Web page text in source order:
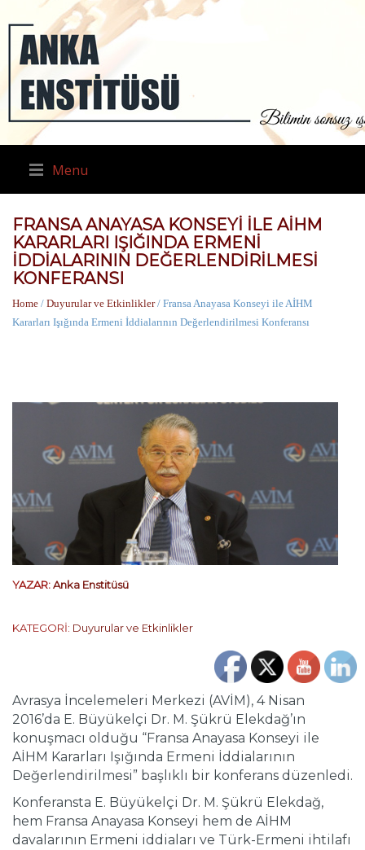
Menu
FRANSA ANAYASA KONSEYI ILE AİHM
KARARLARI IŞIĞINDA ERMENI
İDDIALARININ DEĞERLENDIRILMESI
KONFERANSI
Home / Duyurular ve Etkinlikler/ Fransa Anayasa Konseyi ile AİHM
Kararları Işığında Ermeni İddialarının Değerlendirilmesi Konferansı
YAZAR:Anka Enstitüsü
KATEGORİ: Duyurular ve Etkinlikler
Avrasya İncelemeleri Merkezi (AVİM), 4 Nisan
2016’da E. Büyükelçi Dr. M. Şükrü Elekdağ’ın
konuşmacı olduğu “Fransa Anayasa Konseyi ile
AİHM Kararları Işığında Ermeni İddialarının
Değerlendirilmesi” başlıklı bir konferans düzenledi.
Konferansta E. Büyükelçi Dr. M. Şükrü Elekdağ,
hem Fransa Anayasa Konseyi hem de AİHM
davalarının Ermeni iddiaları ve Türk-Ermeni ihtilafı